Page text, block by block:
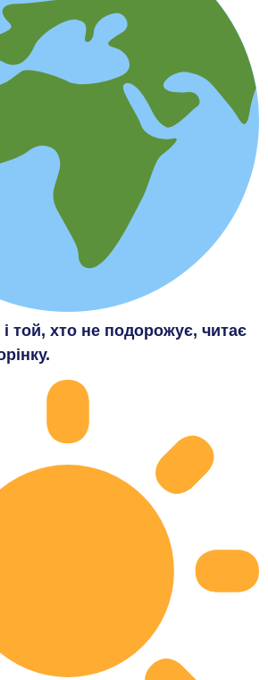
і той, хто не подорожує, читає